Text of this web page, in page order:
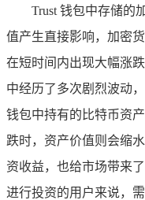
Trust 钱包中存储的
值产生直接影响，加密
在短时间内出现大幅涨
中经历了多次剧烈波动
钱包中持有的比特币资
跌时，资产价值则会缩
资收益，也给市场带来
进行投资的用户来说，